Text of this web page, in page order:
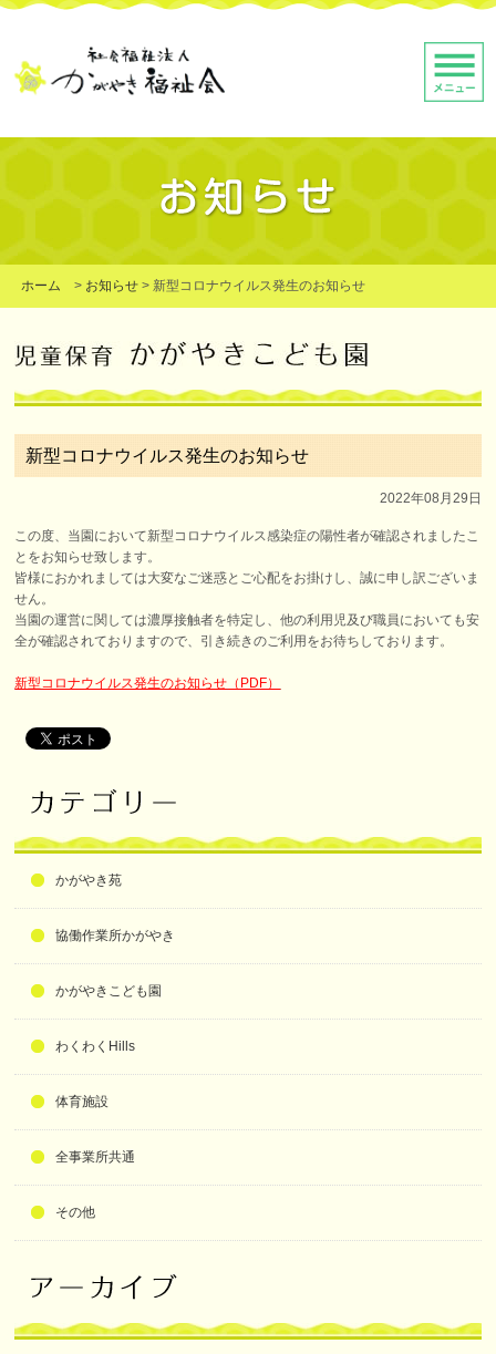
ホーム > お知らせ> 新型コロナウイルス発生のお知らせ
新型コロナウイルス発生のお知らせ
2022年08月29日
この度、当園において新型コロナウイルス感染症の陽性者が確認されましたこ
とをお知らせ致します。
皆様におかれましては大変なご迷惑とご心配をお掛けし、誠に申し訳ございま
せん。
当園の運営に関しては濃厚接触者を特定し、他の利用児及び職員においても安
全が確認されておりますので、引き続きのご利用をお待ちしております。
新型 コロナウイルス発生のお知らせ （PDF）
かがやき苑
協働作業所かがやき
かがやきこども園
わくわくHills
体育施設
全事業所共通
その他